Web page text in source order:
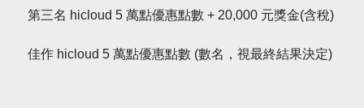
第三名 hicloud 5 萬點優惠點數 + 20,000 元獎金(含稅)
佳作 hicloud 5 萬點優惠點數 (數名，視最終結果決定)